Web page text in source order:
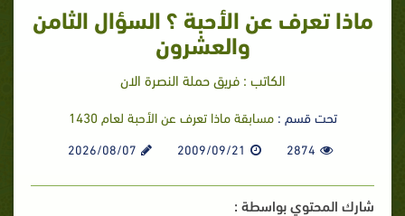
ماذا تعرف عن الأحبة ؟ السؤال الثامن
والعشرون
الكاتب : فريق حملة النصرة الان
تحت قسم :مسابقة ماذا تعرف عن الأحبة لعام 1430
2874
2009/09/21
2026/08/07
شارك المحتوي بواسطة :